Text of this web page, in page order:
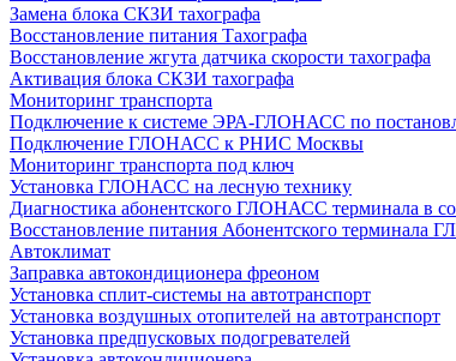
Замена блока СКЗИ тахографа
Восстановление питания Тахографа
Восстановление жгута датчика скорости тахографа
Активация блока СКЗИ тахографа
Мониторинг транспорта
Подключение к системе ЭРА-ГЛОНАСС по
Подключение ГЛОНАСС к РНИС Москвы
Мониторинг транспорта под ключ
Установка ГЛОНАСС на лесную технику
Диагностика абонентского ГЛОНАСС терминала в
Восстановление питания Абонентского терминала
Автоклимат
Заправка автокондиционера фреоном
Установка сплит-системы на автотранспорт
Установка воздушных отопителей на автотранспорт
Установка предпусковых подогревателей